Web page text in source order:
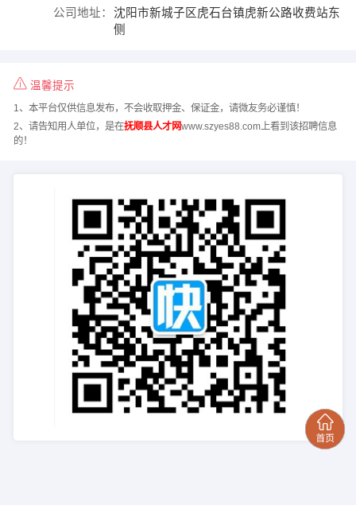
公司地址：
沈阳市新城子区虎石台镇虎新公路收费站东
侧
温馨提示
1、本平台仅供信息发布，不会收取押金、保证金，请微友务必谨慎！
2、请告知用人单位，是在抚顺县人才网www.szyes88.com上看到该招聘信息
的！